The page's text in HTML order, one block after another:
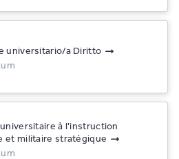
universitario/a Diritto
à l'instruction
et militaire stratégique